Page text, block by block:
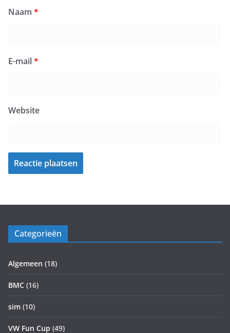
Naam *
E-mail*
Website
Categorieën
Algemeen (18)
BMC (16)
sim (10)
VW Fun Cup (49)